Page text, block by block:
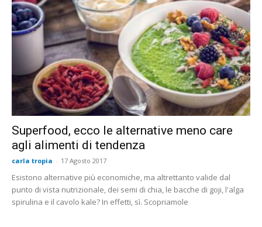
Superfood, ecco le alternative meno care
agli alimenti di tendenza
carla tropia - 17 Agosto 2017
Esistono alternative più economiche, ma altrettanto valide dal
punto di vista nutrizionale, dei semi di chia, le bacche di goji, l'alga
spirulina e il cavolo kale? In effetti, sì. Scopriamole